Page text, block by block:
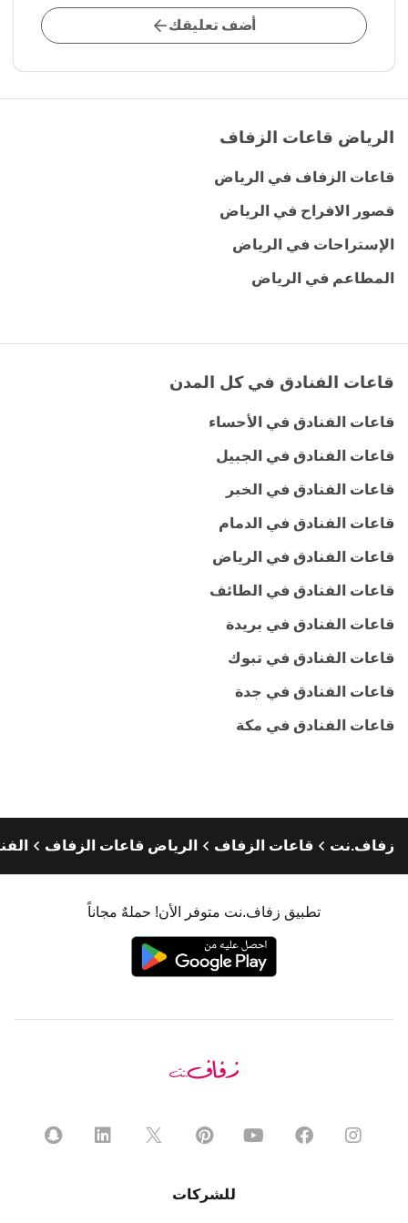
أضف تعليقك
الرياض قاعات الزفاف
قاعات الزفاف في الرياض
قصور الافراح في الرياض
الإستراحات في الرياض
المطاعم في الرياض
قاعات الفنادق في كل المدن
قاعات الفنادق في الأحساء
قاعات الفنادق في الجبيل
قاعات الفنادق في الخبر
قاعات الفنادق في الدمام
قاعات الفنادق في الرياض
قاعات الفنادق في الطائف
قاعات الفنادق في بريدة
قاعات الفنادق في تبوك
قاعات الفنادق في جدة
قاعات الفنادق في مكة
زفاف.نت قاعات الزفاف الرياض قاعات الزفاف
تطبيق زفاف.نت متوفر الأن! حملهٌ مجاناً
للشركات